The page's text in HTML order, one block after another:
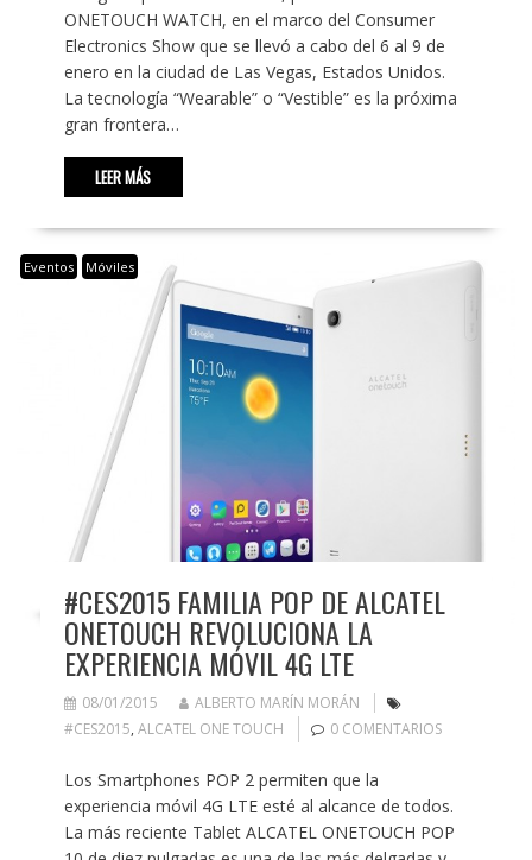
ONETOUCH WATCH, en el marco del Consumer
Electronics Show que se llevó a cabo del 6 al 9 de
enero en la ciudad de Las Vegas, Estados Unidos.
La tecnología “Wearable” o “Vestible” es la próxima
gran frontera…
LEER MÁS
Eventos Móviles
#CES2015 FAMILIA POP DE ALCATEL
ONETOUCH REVOLUCIONA LA
EXPERIENCIA MÓVIL 4G LTE
08/01/2015
ALBERTO MARÍN MORÁN
#CES2015, ALCATEL ONE TOUCH 0 COMENTARIOS
Los Smartphones POP 2 permiten que la
experiencia móvil 4G LTE esté al alcance de todos.
La más reciente Tablet ALCATEL ONETOUCH POP